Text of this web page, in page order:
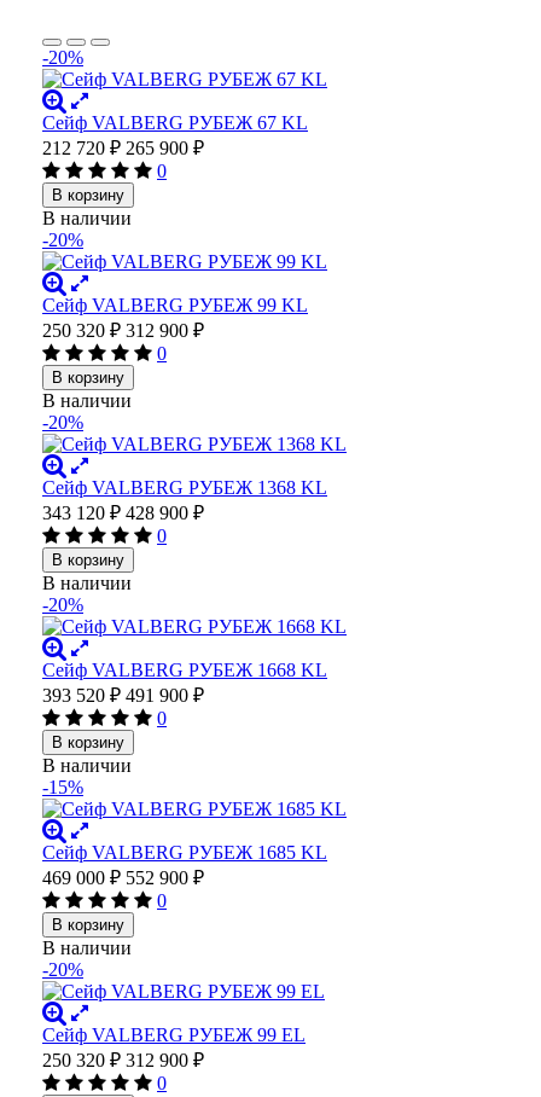
-20%
Сейф VALBERG РУБЕЖ 67 KL
212 720 ₽ 265 900 ₽
0
В корзину
В наличии
-20%
Сейф VALBERG РУБЕЖ 99 KL
250 320 ₽ 312 900 ₽
0
В корзину
В наличии
-20%
Сейф VALBERG РУБЕЖ 1368 KL
343 120 ₽ 428 900 ₽
0
В корзину
В наличии
-20%
Сейф VALBERG РУБЕЖ 1668 KL
393 520 ₽ 491 900 ₽
0
В корзину
В наличии
-15%
Сейф VALBERG РУБЕЖ 1685 KL
469 000 ₽ 552 900 ₽
0
В корзину
В наличии
-20%
Сейф VALBERG РУБЕЖ 99 EL
250 320 ₽ 312 900 ₽
0